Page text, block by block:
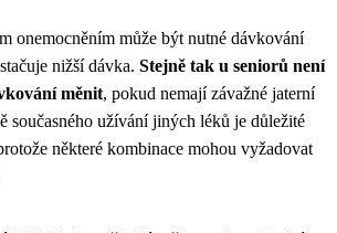
onemocněním může být nutné dávkování
nižší dávka. Stejně tak u seniorů není
měnit, pokud nemají závažné jaterní
současného užívání jiných léků je důležité
některé kombinace mohou vyžadovat